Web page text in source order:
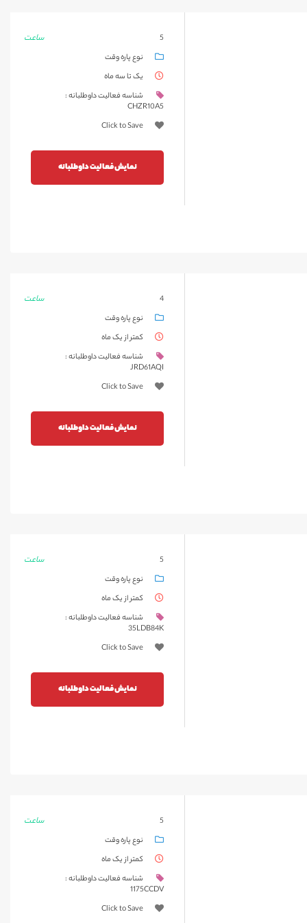
ساعت
5
نوع پاره وقت
یک تا سه ماه
شناسه فعالیت داوطلبانه :
CHZR10A5
Click to Save
نمایش فعالیت داوطلبانه
ساعت
4
نوع پاره وقت
کمتر از یک ماه
شناسه فعالیت داوطلبانه :
JRD61AQI
Click to Save
نمایش فعالیت داوطلبانه
ساعت
5
نوع پاره وقت
کمتر از یک ماه
شناسه فعالیت داوطلبانه :
35LDB84K
Click to Save
نمایش فعالیت داوطلبانه
ساعت
5
نوع پاره وقت
کمتر از یک ماه
شناسه فعالیت داوطلبانه :
1175CCDV
Click to Save